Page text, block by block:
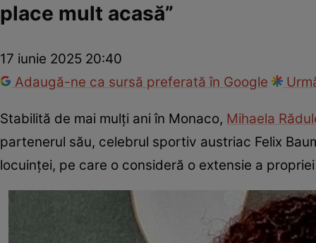
place mult acasă”
17 iunie 2025 20:40
Adaugă-ne ca sursă preferată în Google
Stabilită de mai mulți ani în Monaco, Mihaela
partenerul său, celebrul sportiv austriac Felix
locuinței, pe care o consideră o extensie a